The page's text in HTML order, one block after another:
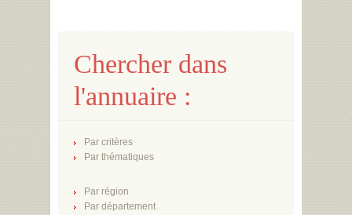
Chercher dans
l'annuaire :
Par critères
Par thématiques
Par région
Par département